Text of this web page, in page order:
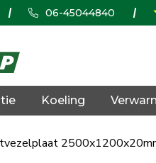
06-45044840
Koeling